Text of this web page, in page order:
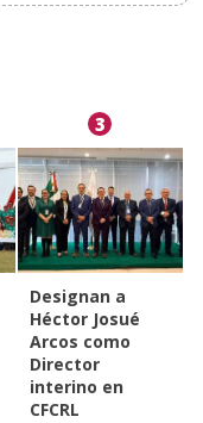
3
Designan a
Héctor Josué
Arcos como
Director
interino en
CFCRL